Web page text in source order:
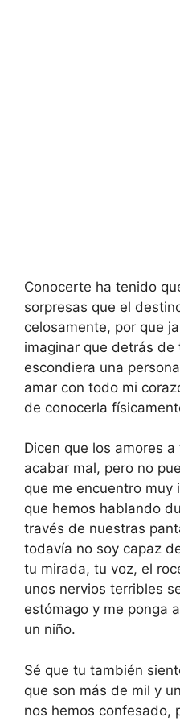
Conocerte ha tenido
sorpresas que el
celosamente, por que
imaginar que detrás de
escondiera una
amar con todo mi
de conocerla
Dicen que los amores
acabar mal, pero no
que me encuentro muy
que hemos hablando
través de nuestras
todavía no soy capaz
tu mirada, tu voz, el
unos nervios terribles
estómago y me ponga
un niño.
Sé que tu también
que son más de mil y
nos hemos confesado,